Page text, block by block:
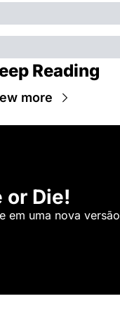
Reading
more
or Die!
em uma nova